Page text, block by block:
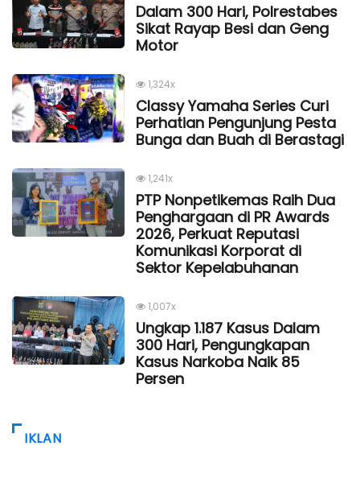
Dalam 300 Hari, Polrestabes
Sikat Rayap Besi dan Geng
Motor
1,324x
Classy Yamaha Series Curi
Perhatian Pengunjung Pesta
Bunga dan Buah di Berastagi
1,241x
PTP Nonpetikemas Raih Dua
Penghargaan di PR Awards
2026, Perkuat Reputasi
Komunikasi Korporat di
Sektor Kepelabuhanan
1,007x
Ungkap 1.187 Kasus Dalam
300 Hari, Pengungkapan
Kasus Narkoba Naik 85
Persen
IKLAN